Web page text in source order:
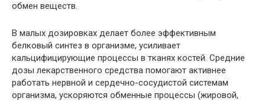
обмен веществ.
В малых дозировках делает более эффективным
белковый синтез в организме, усиливает
кальцифицирующие процессы в тканях костей. Средние
дозы лекарственного средства помогают активнее
работать нервной и сердечно-сосудистой системам
организма, ускоряются обменные процессы (жировой,